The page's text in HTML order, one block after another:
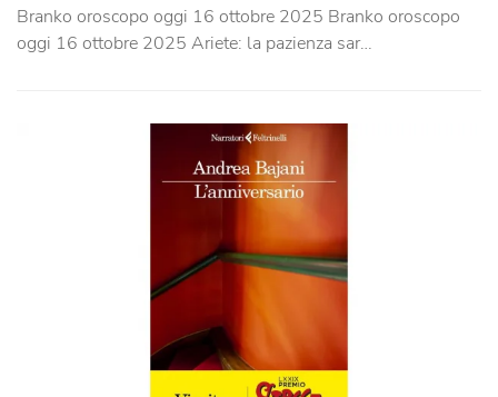
Branko oroscopo oggi 16 ottobre 2025 Branko oroscopo
oggi 16 ottobre 2025 Ariete: la pazienza sar…